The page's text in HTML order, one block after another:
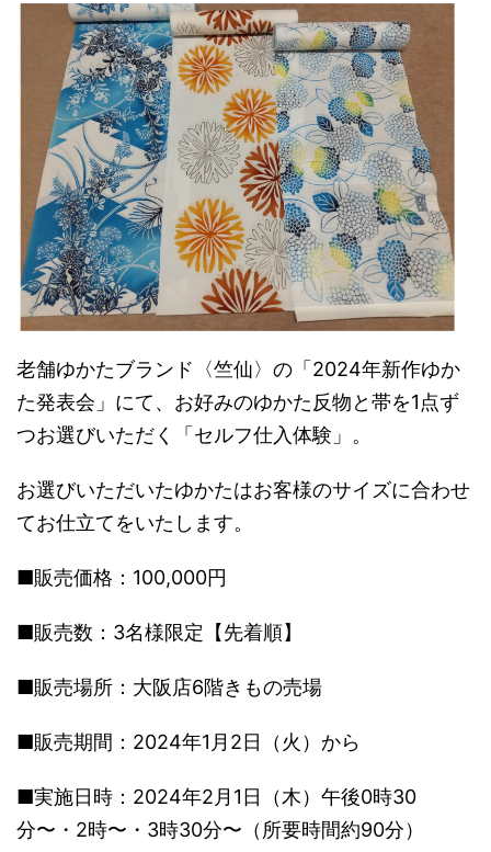
老舗ゆかたブランド〈竺仙〉の「2024年新作ゆか
た発表会」にて、お好みのゆかた反物と帯を1点ず
つお選びいただく「セルフ仕入体験」。
お選びいただいたゆかたはお客様のサイズに合わせ
てお仕立てをいたします。
■販売価格：100,000円
■販売数：3名様限定【先着順】
■販売場所：大阪店6階きもの売場
■販売期間：2024年1月2日（火）から
■実施日時：2024年2月1日（木）午後0時30
分〜・2時〜・3時30分〜（所要時間約90分）